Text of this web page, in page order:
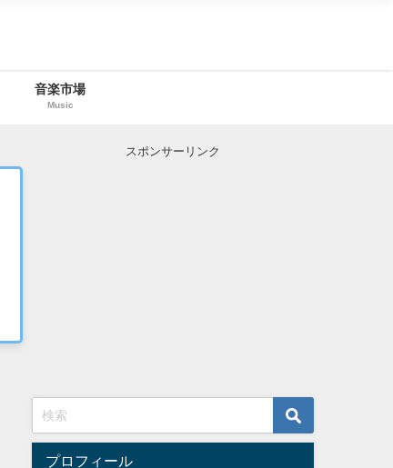
音楽市場
Music
スポンサーリンク
プロフィール